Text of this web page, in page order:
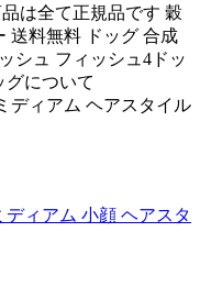
は全て正規品です 穀
送料無料 ドッグ 合成
シュ フィッシュ4ドッ
グについて
ディアム ヘアスタイル
ィアム 小顔 ヘアスタ